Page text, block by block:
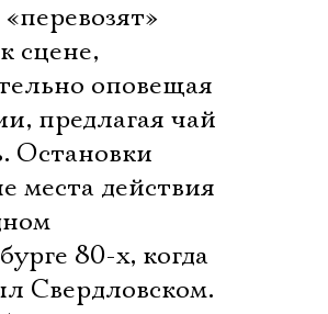
сцене,
оповещая
предлагая чай
Остановки 
места действия
80-х, когда
Свердловском.